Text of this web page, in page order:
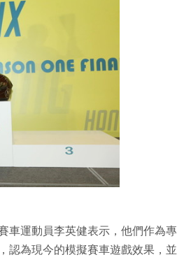
車運動員李英健表示，他們作為
認為現今的模擬賽車遊戲效果，